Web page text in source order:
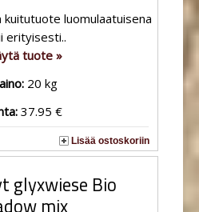
kuitutuote luomulaatuisena
erityisesti..
tuote »
20 kg
37.95 €
Lisää ostoskoriin
glyxwiese Bio
mix